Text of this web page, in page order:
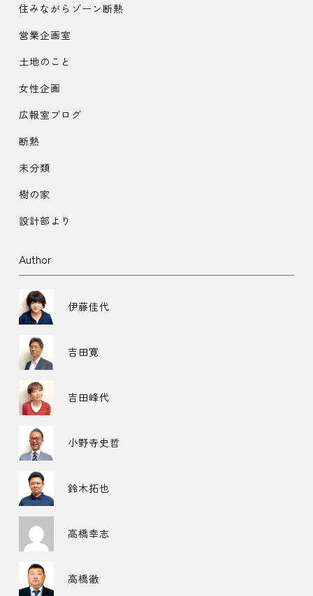
住みながらゾーン断熱
営業企画室
土地のこと
女性企画
広報室ブログ
断熱
未分類
樹の家
設計部より
Author
伊藤佳代
吉田寛
吉田峰代
小野寺史哲
鈴木拓也
高橋幸志
高橋徹